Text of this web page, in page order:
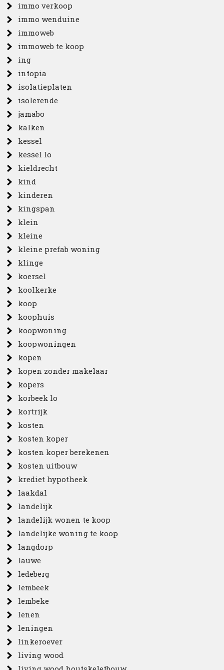
immo verkoop
immo wenduine
immoweb
immoweb te koop
ing
intopia
isolatieplaten
isolerende
jamabo
kalken
kessel
kessel lo
kieldrecht
kind
kinderen
kingspan
klein
kleine
kleine prefab woning
klinge
koersel
koolkerke
koop
koophuis
koopwoning
koopwoningen
kopen
kopen zonder makelaar
kopers
korbeek lo
kortrijk
kosten
kosten koper
kosten koper berekenen
kosten uitbouw
krediet hypotheek
laakdal
landelijk
landelijk wonen te koop
landelijke woning te koop
langdorp
lauwe
ledeberg
lembeek
lembeke
lenen
leningen
linkeroever
living wood